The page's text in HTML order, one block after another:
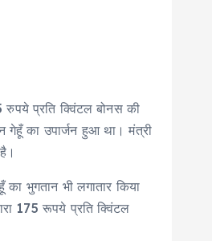
रुपये प्रति क्विंटल बोनस की
गेहूँ का उपार्जन हुआ था। मंत्री
भुगतान भी लगातार किया
175 रूपये प्रति क्विंटल